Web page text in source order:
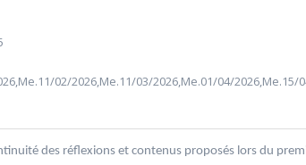
2026-2027 seront ouvertes
02/2026,Me.11/03/2026,Me.01/04/2026,Me.15/
des réflexions et contenus proposés lors du